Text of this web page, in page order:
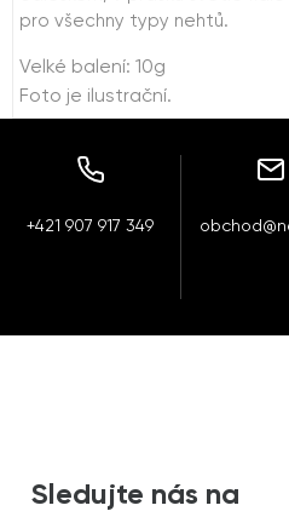
pro všechny typy nehtů.
Velké balení: 10g
Foto je ilustrační.
+421 907 917 349
Sledujte nás na